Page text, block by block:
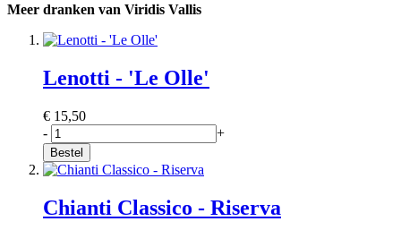
Meer dranken van Viridis Vallis
Lenotti - 'Le Olle'
€ 15,50
-
+
Bestel
Chianti Classico - Riserva